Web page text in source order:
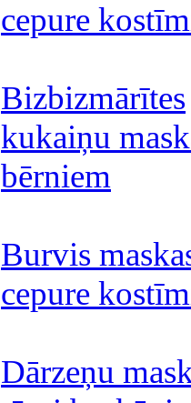
cepure
Bizbizmārītes
kukaiņu
bērniem
Burvis
cepure
Dārzeņu